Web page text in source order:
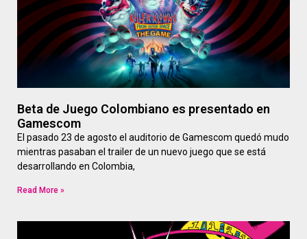
Beta de Juego Colombiano es presentado en
Gamescom
El pasado 23 de agosto el auditorio de Gamescom quedó mudo
mientras pasaban el trailer de un nuevo juego que se está
desarrollando en Colombia,
Read More »